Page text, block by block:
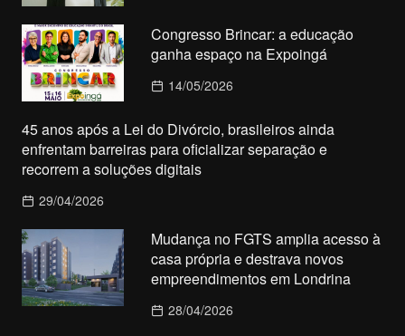
Congresso Brincar: a educação
ganha espaço na Expoingá
14/05/2026
45 anos após a Lei do Divórcio, brasileiros ainda
enfrentam barreiras para oficializar separação e
recorrem a soluções digitais
29/04/2026
Mudança no FGTS amplia acesso à
casa própria e destrava novos
empreendimentos em Londrina
28/04/2026